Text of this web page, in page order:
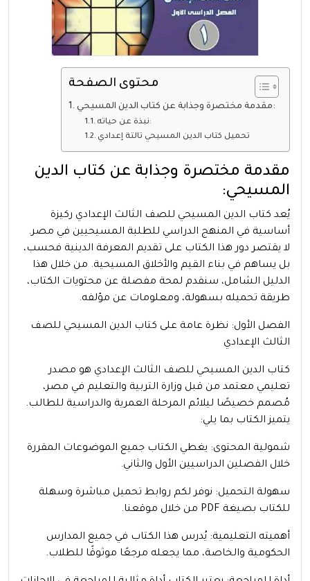
محتوى الصفحة
مقدمة مختصرة وجذابة عن كتاب الدين المسيحي:
نبذة عن حياته:
تحميل كتاب الدين المسيحي تالتة إعدادي
مقدمة مختصرة وجذابة عن كتاب الدين
المسيحي:
يُعد كتاب الدين المسيحي للصف الثالث الإعدادي ركيزة
أساسية في المنهج الدراسي للطلبة المسيحيين في مصر.
لا يقتصر دور هذا الكتاب على تقديم المعرفة الدينية فحسب،
بل يساهم في بناء القيم والأخلاق المسيحية. من خلال هذا
الدليل الشامل، سنقدم لمحة مفصلة عن محتويات الكتاب،
طريقة تحميله بسهولة، ومعلومات عن مؤلفه.
الفصل الأول: نظرة عامة على كتاب الدين المسيحي للصف
الثالث الإعدادي
كتاب الدين المسيحي للصف الثالث الإعدادي هو مصدر
تعليمي معتمد من قبل وزارة التربية والتعليم في مصر،
مُصمم خصيصًا ليلائم المرحلة العمرية والدراسية للطالب.
يتميز الكتاب بما يلي:
شمولية المحتوى: يغطي الكتاب جميع الموضوعات المقررة
خلال الفصلين الدراسيين الأول والثاني.
سهولة التحميل: نوفر لكم روابط تحميل مباشرة وسهلة
للكتاب بصيغة PDF من خلال موقعنا.
أهميته التعليمية: يُدرس هذا الكتاب في جميع المدارس
الحكومية والخاصة، مما يجعله مرجعًا موثوقًا للطلاب.